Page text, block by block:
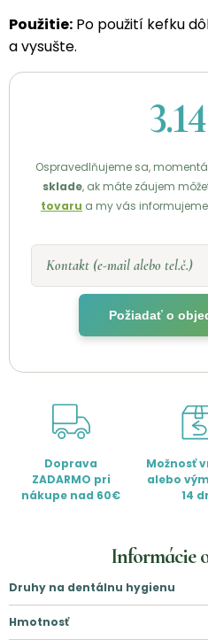
Použitie: Po použití kefku
a vysušte.
Ospravedlňujeme sa,
sklade, ak máte záujem
tovaru a my vás
Kontakt (e-mail alebo tel.č.)
Požiadať o
Doprava
ZADARMO pri
nákupe nad 60€
Možnosť
alebo
14
Informácie
Druhy na dentálnu hygienu
Hmotnosť